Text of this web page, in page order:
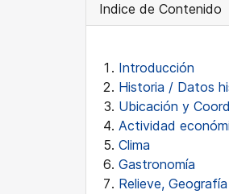
Indice de Contenido
Introducción
Historia / Datos
Ubicación y
Actividad
Clima
Gastronomía
Relieve,